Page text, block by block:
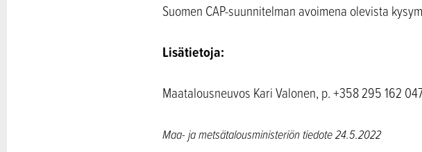
Suomen CAP-suunnitelman avoimena olevista
Lisätietoja:
Maatalousneuvos Kari Valonen, p. +358 295 162
Maa- ja metsätalousministeriön tiedote 24.5.2022